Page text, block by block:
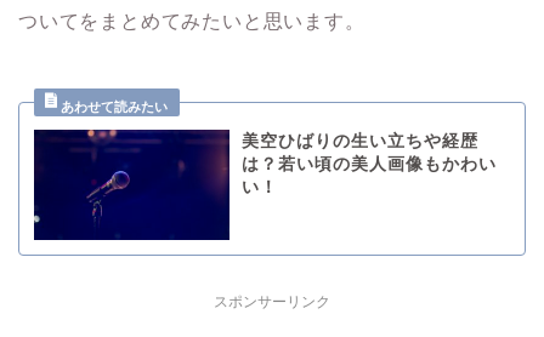
ついてをまとめてみたいと思います。
美空ひばりの生い立ちや経歴
は？若い頃の美人画像もかわい
い！
スポンサーリンク